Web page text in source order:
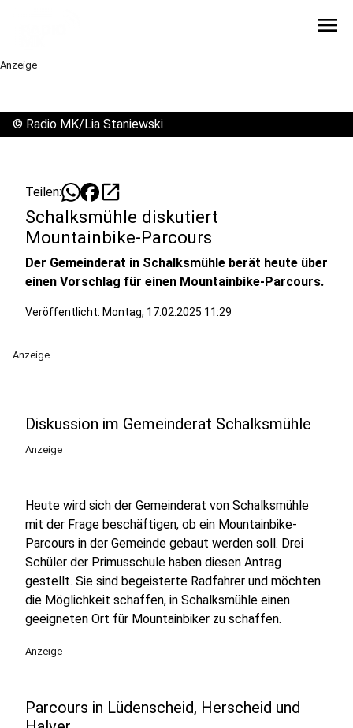
menu
Anzeige
© Radio MK/Lia Staniewski
Teilen: open_in_new
Schalksmühle diskutiert
Mountainbike-Parcours
Der Gemeinderat in Schalksmühle berät heute über
einen Vorschlag für einen Mountainbike-Parcours.
Veröffentlicht: Montag, 17.02.2025 11:29
Anzeige
Diskussion im Gemeinderat Schalksmühle
Anzeige
Heute wird sich der Gemeinderat von Schalksmühle
mit der Frage beschäftigen, ob ein Mountainbike-
Parcours in der Gemeinde gebaut werden soll. Drei
Schüler der Primusschule haben diesen Antrag
gestellt. Sie sind begeisterte Radfahrer und möchten
die Möglichkeit schaffen, in Schalksmühle einen
geeigneten Ort für Mountainbiker zu schaffen.
Anzeige
Parcours in Lüdenscheid, Herscheid und